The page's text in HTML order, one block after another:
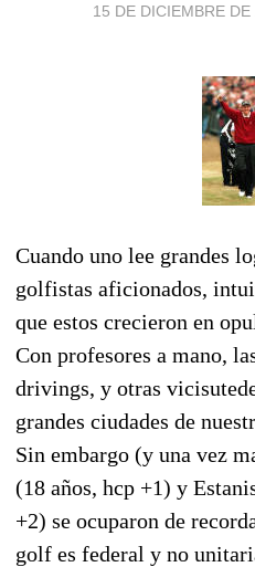
15 DE DICIEMBRE
Cuando uno lee grandes
golfistas aficionados,
que estos crecieron en
Con profesores a mano,
drivings, y otras
grandes ciudades de
Sin embargo (y una vez
(18 años, hcp +1) y
+2) se ocuparon de
golf es federal y no